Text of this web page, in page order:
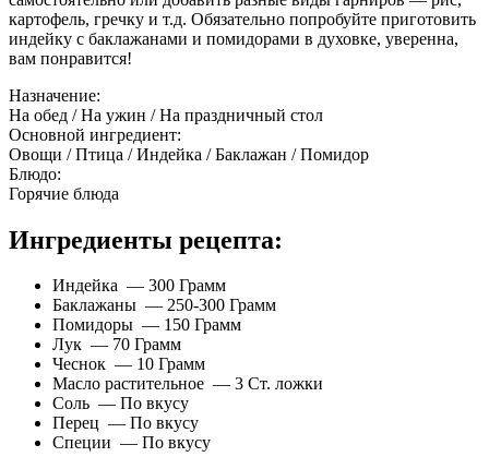
картофель, гречку и т.д. Обязательно попробуйте приготовить
индейку с баклажанами и помидорами в духовке, уверенна,
вам понравится!
Назначение:
На обед / На ужин / На праздничный стол
Основной ингредиент:
Овощи / Птица / Индейка / Баклажан / Помидор
Блюдо:
Горячие блюда
Ингредиенты рецепта:
Индейка — 300 Грамм
Баклажаны — 250-300 Грамм
Помидоры — 150 Грамм
Лук — 70 Грамм
Чеснок — 10 Грамм
Масло растительное — 3 Ст. ложки
Соль — По вкусу
Перец — По вкусу
Специи — По вкусу